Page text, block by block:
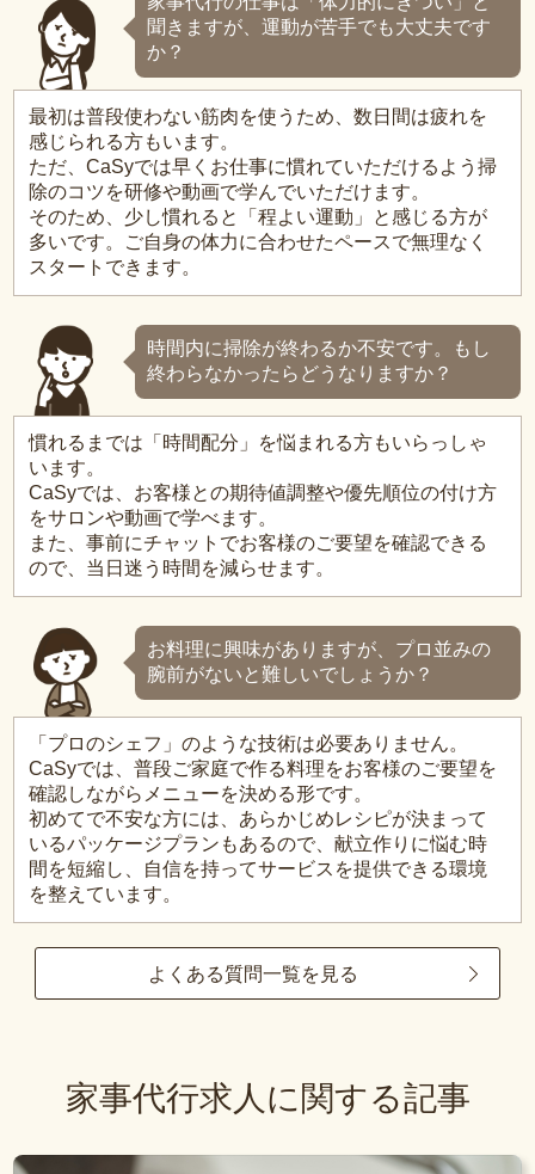
聞きますが、運動が苦手でも大丈夫です
か？
最初は普段使わない筋肉を使うため、数日間は疲れを
感じられる方もいます。
ただ、CaSyでは早くお仕事に慣れていただけるよう掃
除のコツを研修や動画で学んでいただけます。
そのため、少し慣れると「程よい運動」と感じる方が
多いです。ご自身の体力に合わせたペースで無理なく
スタートできます。
時間内に掃除が終わるか不安です。もし
終わらなかったらどうなりますか？
慣れるまでは「時間配分」を悩まれる方もいらっしゃ
います。
CaSyでは、お客様との期待値調整や優先順位の付け方
をサロンや動画で学べます。
また、事前にチャットでお客様のご要望を確認できる
ので、当日迷う時間を減らせます。
お料理に興味がありますが、プロ並みの
腕前がないと難しいでしょうか？
「プロのシェフ」のような技術は必要ありません。
CaSyでは、普段ご家庭で作る料理をお客様のご要望を
確認しながらメニューを決める形です。
初めてで不安な方には、あらかじめレシピが決まって
いるパッケージプランもあるので、献立作りに悩む時
間を短縮し、自信を持ってサービスを提供できる環境
を整えています。
よくある質問一覧を見る
家事代行求人に関する記事